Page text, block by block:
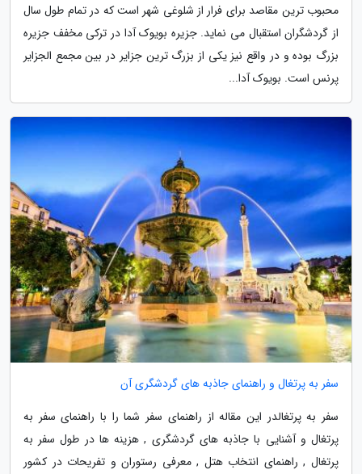
محبوب ترین مقاصد برای فرار از شلوغی شهر است که در تمام طول سال
از گردشگران استقبال می نماید. جزیره بویوک آدا در ترکی مخفف جزیره
بزرگ بوده و در واقع نیز یکی از بزرگ ترین جزایر در بین مجمع الجزایر
پرنس است. بویوک آدا...
سفر به پرتغال و راهنمای جاذبه های گردشگری آن
سفر به پرتغالدر این مقاله از راهنمای سفر شما را با راهنمای سفر به
پرتغال و آشنایی با جاذبه های گردشگری , هزینه ها در طول سفر به
پرتغال , راهنمای انتخاب هتل , معرفی رستوران و تفریحات در کشور